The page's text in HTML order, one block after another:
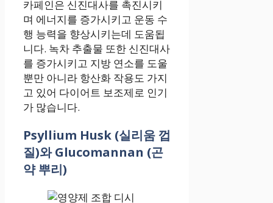
카페인은 신진대사를 촉진시키
며 에너지를 증가시키고 운동 수
행 능력을 향상시키는데 도움됩
니다. 녹차 추출물 또한 신진대사
를 증가시키고 지방 연소를 도울
뿐만 아니라 항산화 작용도 가지
고 있어 다이어트 보조제로 인기
가 많습니다.
Psyllium Husk (실리움 껍
질)와 Glucomannan (곤
약 뿌리)